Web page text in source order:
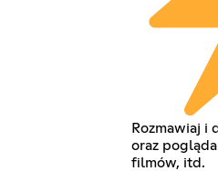
Rozmawiaj i
oraz
filmów, itd.